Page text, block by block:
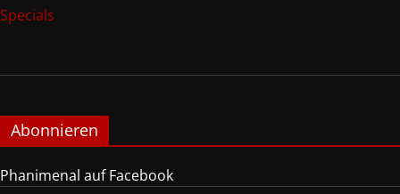
Specials
Abonnieren
Phanimenal auf Facebook